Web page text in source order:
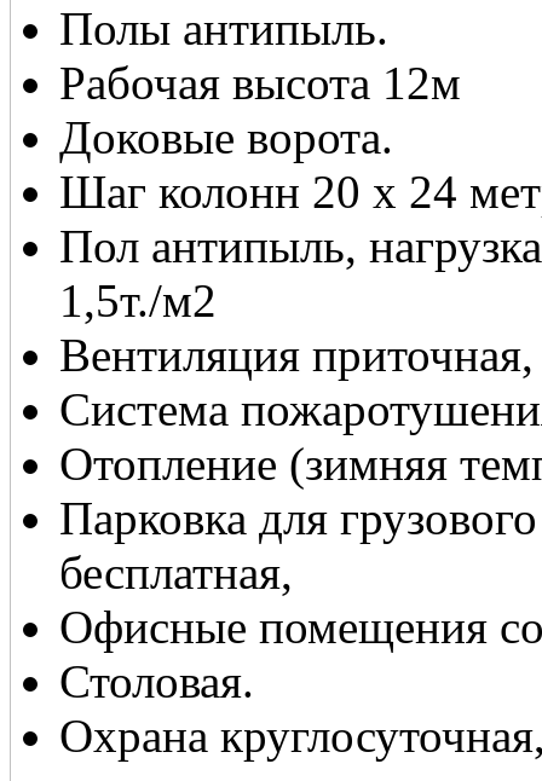
Полы антипыль.
Рабочая высота 12м
Доковые ворота.
Шаг колонн 20 х 24
Пол антипыль,
1,5т./м2
Вентиляция приточная,
Система
Отопление (зимняя
Парковка для
бесплатная,
Офисные помещения со
Столовая.
Охрана